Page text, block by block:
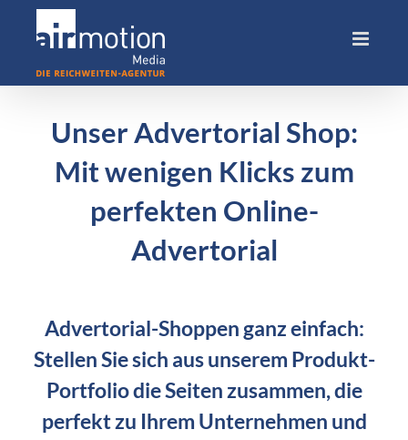
Unser Advertorial Shop:
Mit wenigen Klicks zum
perfekten Online-
Advertorial
Advertorial-Shoppen ganz einfach:
Stellen Sie sich aus unserem Produkt-
Portfolio die Seiten zusammen, die
perfekt zu Ihrem Unternehmen und